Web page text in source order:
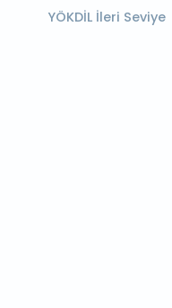
YÖKDİL İleri Seviye